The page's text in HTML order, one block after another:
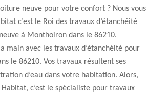
neuve pour votre confort ? Nous vous
c’est le Roi des travaux d’étanchéité
à Monthoiron dans le 86210.
main avec les travaux d’étanchéité pour
le 86210. Vos travaux résultent ses
d’eau dans votre habitation. Alors,
Habitat, c’est le spécialiste pour travaux